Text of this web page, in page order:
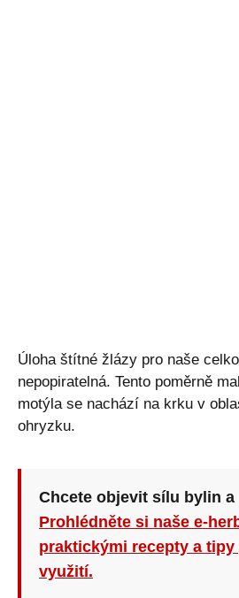
Úloha štítné žlázy pro naše
nepopiratelná. Tento poměrně
motýla se nachází na krku v
ohryzku.
Chcete objevit sílu bylin
Prohlédněte si naše e-
praktickými recepty a
využití.